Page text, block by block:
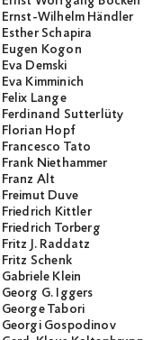
Ernst-Wilhelm Händler
Esther Schapira
Eugen Kogon
Eva Demski
Eva Kimminich
Felix Lange
Ferdinand Sutterlüty
Florian Hopf
Francesco Tato
Frank Niethammer
Franz Alt
Freimut Duve
Friedrich Kittler
Friedrich Torberg
Fritz J. Raddatz
Fritz Schenk
Gabriele Klein
Georg G. Iggers
George Tabori
Georgi Gospodinov